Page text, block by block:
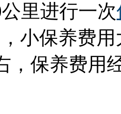
里进行一次
小保养费
，保养费用